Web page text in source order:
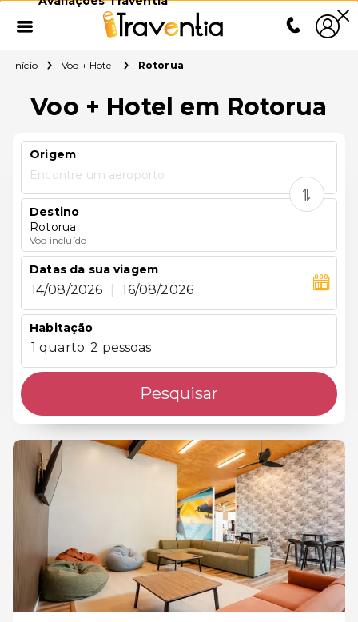
Início Voo + Hotel Rotorua
Voo + Hotel em Rotorua
Origem
Encontre um aeroporto
Destino
Rotorua
Voo incluído
Datas da sua viagem
14/08/2026 16/08/2026
Habitação
1 quarto. 2 pessoas
Pesquisar